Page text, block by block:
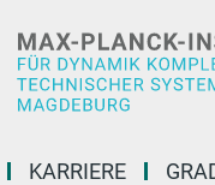
KARRIERE